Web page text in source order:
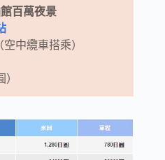
百萬夜景
中纜車搭乘）
）